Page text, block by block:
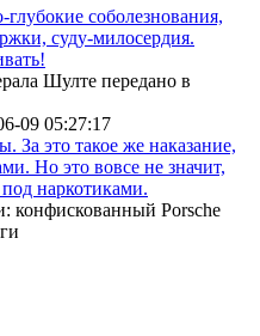
соболезнования,
суду-милосердия.
Шулте передано в
09 05:27:17
За это такое же наказание,
Но это вовсе не значит,
наркотиками.
конфискованный Porsche